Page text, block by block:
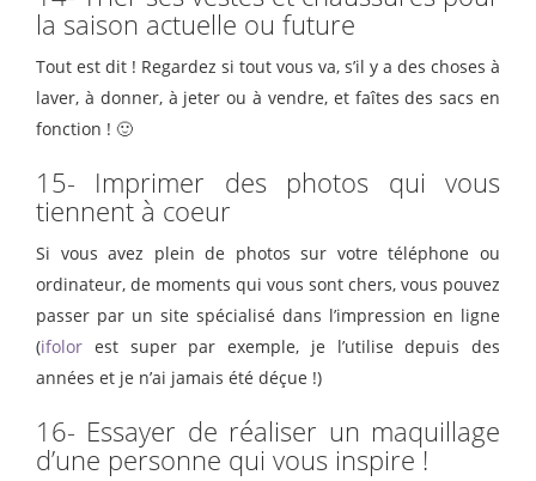
la saison actuelle ou future
Tout est dit ! Regardez si tout vous va, s’il y a des choses à
laver, à donner, à jeter ou à vendre, et faîtes des sacs en
fonction ! 🙂
15- Imprimer des photos qui vous
tiennent à coeur
Si vous avez plein de photos sur votre téléphone ou
ordinateur, de moments qui vous sont chers, vous pouvez
passer par un site spécialisé dans l’impression en ligne
(ifolor est super par exemple, je l’utilise depuis des
années et je n’ai jamais été déçue !)
16- Essayer de réaliser un maquillage
d’une personne qui vous inspire !